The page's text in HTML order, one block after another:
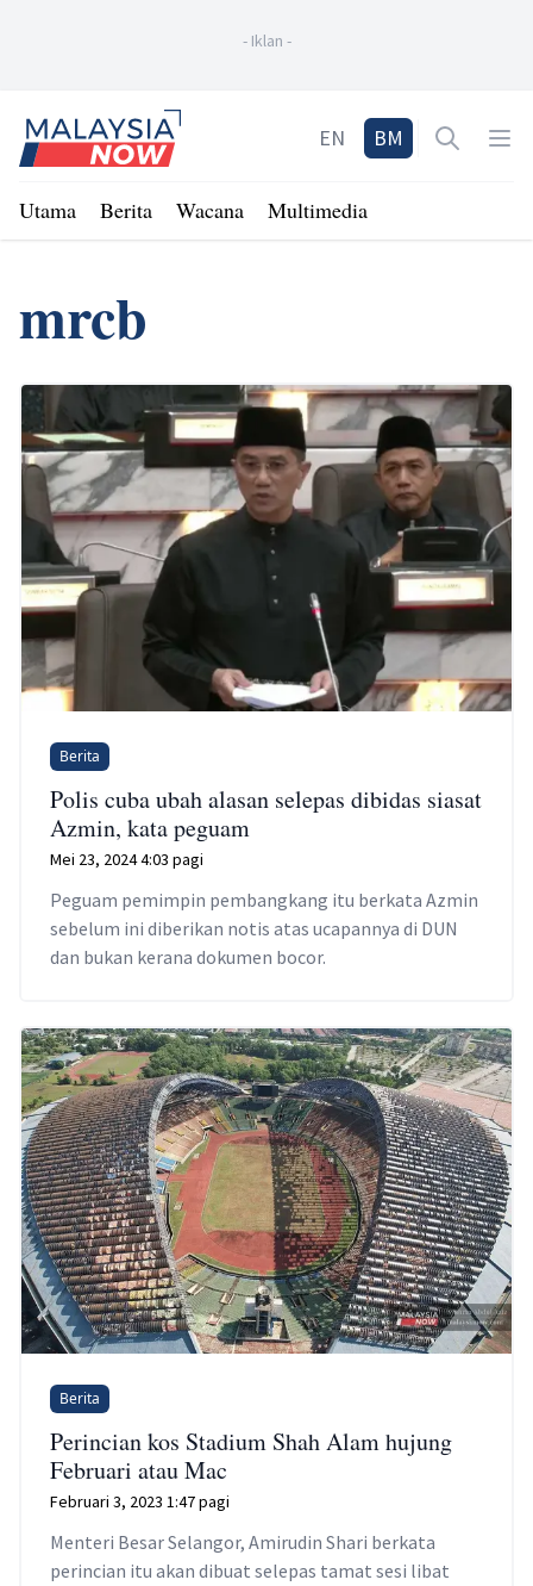
- Iklan -
Home
EN BM Open
Utama Berita Wacana Multimedia
mrcb
Berita
Polis cuba ubah alasan selepas dibidas siasat
Azmin, kata peguam
Mei 23, 2024 4:03 pagi
Peguam pemimpin pembangkang itu berkata Azmin
sebelum ini diberikan notis atas ucapannya di DUN
dan bukan kerana dokumen bocor.
Berita
Perincian kos Stadium Shah Alam hujung
Februari atau Mac
Februari 3, 2023 1:47 pagi
Menteri Besar Selangor, Amirudin Shari berkata
perincian itu akan dibuat selepas tamat sesi libat